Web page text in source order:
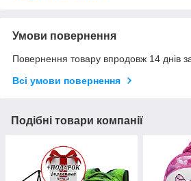
Умови повернення
Повернення товару впродовж 14 днів
Всі умови повернення
Подібні товари компанії